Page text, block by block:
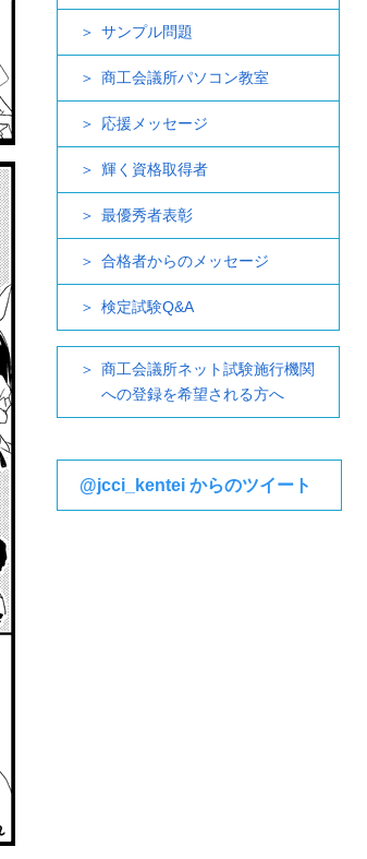
サンプル問題
商工会議所パソコン教室
応援メッセージ
輝く資格取得者
最優秀者表彰
合格者からのメッセージ
検定試験Q&A
商工会議所ネット試験施行機関
への登録を希望される方へ
@jcci_kentei からのツイート